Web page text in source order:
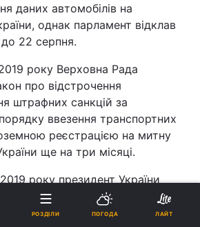
даних автомобілів на
однак парламент відклав
до 22 серпня.
року Верховна Рада
про відстрочення
штрафних санкцій за
ввезення транспортних
реєстрацією на митну
ще на три місяці.
року президент України
підписав
закон про
на три місяці застосування
РОЗДІЛИ ПОГОДА ЛАЙТ